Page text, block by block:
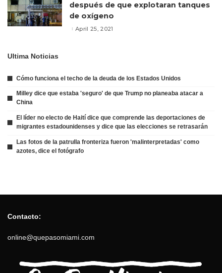
después de que explotaran tanques
de oxígeno
April 25, 2021
Ultima Noticias
Cómo funciona el techo de la deuda de los Estados Unidos
Milley dice que estaba 'seguro' de que Trump no planeaba atacar a
China
El líder no electo de Haití dice que comprende las deportaciones de
migrantes estadounidenses y dice que las elecciones se retrasarán
Las fotos de la patrulla fronteriza fueron 'malinterpretadas' como
azotes, dice el fotógrafo
Contacto:
online@quepasomiami.com